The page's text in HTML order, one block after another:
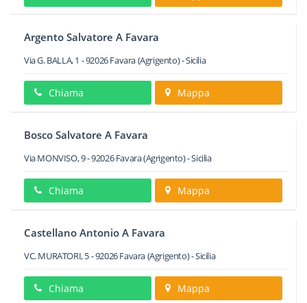
Argento Salvatore A Favara
Via G. BALLA, 1 -92026Favara(Agrigento) -Sicilia
Chiama Mappa
Bosco Salvatore A Favara
Via MONVISO, 9-92026 Favara(Agrigento) -Sicilia
Chiama Mappa
Castellano Antonio A Favara
VC. MURATORI, 5-92026Favara(Agrigento) -Sicilia
Chiama Mappa